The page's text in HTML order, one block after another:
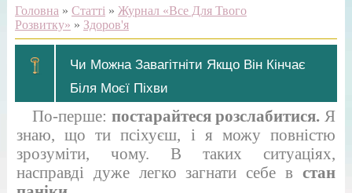
Головна » Статті » Журнал «Все Для Твого
Розвитку» » Здоров'я
Чи Можна Завагітніти Якщо Він Кінчає
Біля Моєї Піхви
По-перше: постарайтеся розслабитися. Я
знаю, що ти псіхуєш, і я можу повністю
зрозуміти, чому. В таких ситуаціях,
насправді дуже легко загнати себе в стан